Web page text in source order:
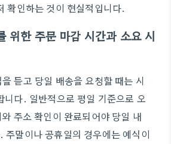
확인하는 것이 현실적입니다.
위한 주문 마감 시간과 소요 시
듣고 당일 배송을 요청할 때는 시
니다. 일반적으로 평일 기준으로 오
주소 확인이 완료되어야 당일 내
주말이나 공휴일의 경우에는 예식이